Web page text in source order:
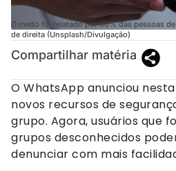
O medo foi relatado por 66% das pessoas
de direita (Unsplash/Divulgação)
Compartilhar matéria
O WhatsApp anunciou
novos recursos de
grupo. Agora, usuários que
grupos desconhecidos
denunciar com mais